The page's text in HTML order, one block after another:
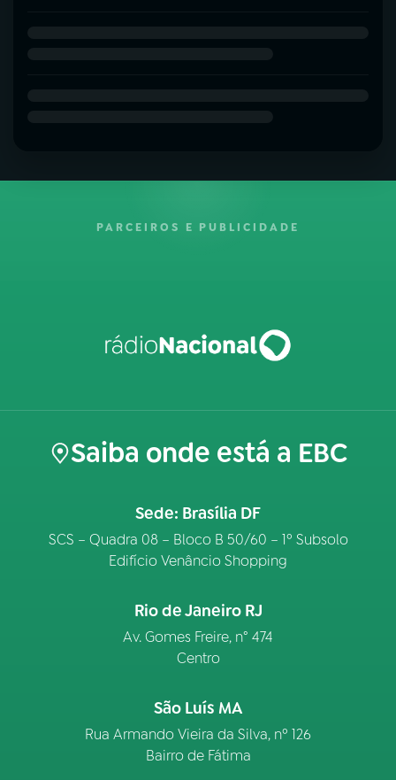
PARCEIROS E PUBLICIDADE
Saiba onde está a EBC
Sede: Brasília DF
SCS – Quadra 08 – Bloco B 50/60 – 1º Subsolo
Edifício Venâncio Shopping
Rio de Janeiro RJ
Av. Gomes Freire, n° 474
Centro
São Luís MA
Rua Armando Vieira da Silva, nº 126
Bairro de Fátima